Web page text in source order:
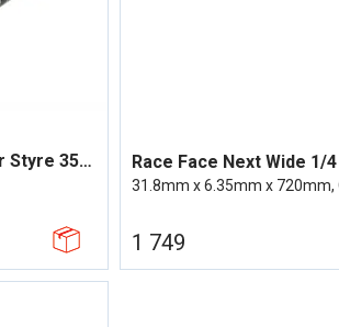
Race Face Next Wide 1/
31.8mm x 6.35mm x 720mm,
1 749
Race Face Sixc 35 Riser Styre 35mm x 10m